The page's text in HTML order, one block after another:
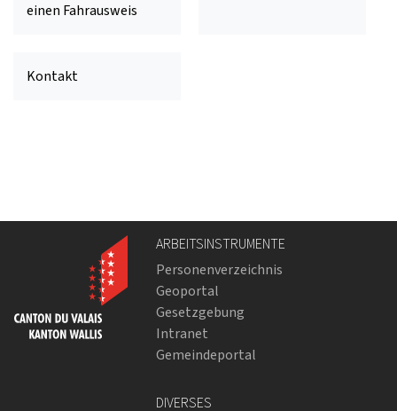
einen Fahrausweis
Kontakt
ARBEITSINSTRUMENTE
Personenverzeichnis
Geoportal
Gesetzgebung
Intranet
Gemeindeportal
DIVERSES